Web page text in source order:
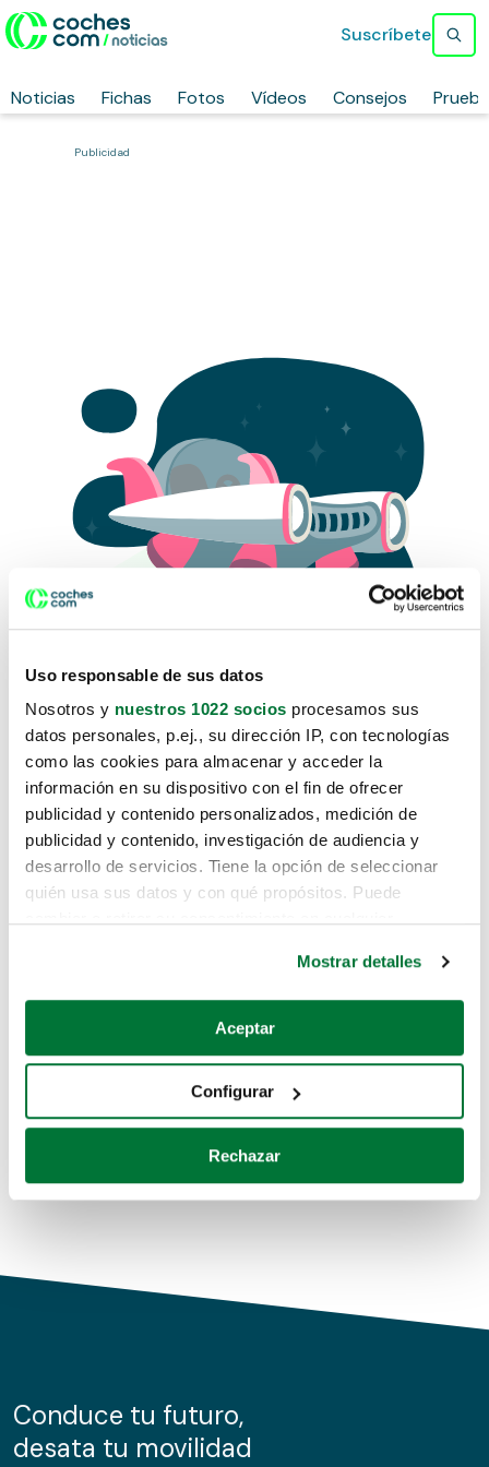
Uso responsable de sus datos
Nosotros y nuestros 1022 socios procesamos sus
datos personales, p.ej., su dirección IP, con tecnologías
como las cookies para almacenar y acceder la
información en su dispositivo con el fin de ofrecer
publicidad y contenido personalizados, medición de
publicidad y contenido, investigación de audiencia y
desarrollo de servicios. Tiene la opción de seleccionar
quién usa sus datos y con qué propósitos. Puede
Si lo permite, también quisiéramos:
Recopilar información sobre su ubicación geográfica
Identificar su dispositivo analizándolo activamente
para buscar características específicas (huellas
Obtenga más información sobre cómo se procesan sus
de cookies.
información sobre el uso que haga del sitio web con
nuestros partners de redes sociales, publicidad y análisis
Mostrar detalles
Aceptar
Configurar
Rechazar
Noticias Fichas Fotos Vídeos Consejos
Suscríbete
Publicidad
Lo sentimos, no sabemos como
te hemos traido hasta aquí.
Pero puedes encontrar el coche que estás
buscando en alguno de estos enlaces:
Coches de segunda mano
Coches de km0
Conduce tu futuro,
desata tu movilidad